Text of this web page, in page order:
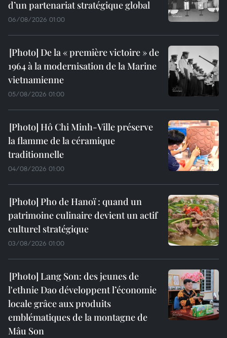
d’un partenariat stratégique global
06/08/2026 01:00
De la « première victoire » de
1964 à la modernisation de la Marine
vietnamienne
05/08/2026 01:00
Hô Chi Minh-Ville préserve
la flamme de la céramique
traditionnelle
04/08/2026 01:00
Pho de Hanoï : quand un
patrimoine culinaire devient un actif
culturel stratégique
03/08/2026 01:00
Lang Son: des jeunes de
l'ethnie Dao développent l’économie
locale grâce aux produits
emblématiques de la montagne de
Mâu Son